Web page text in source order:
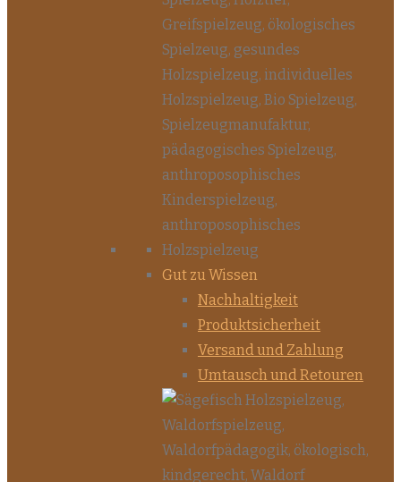
Gut zu Wissen
Nachhaltigkeit
Produktsicherheit
Versand und Zahlung
Umtausch und Retouren